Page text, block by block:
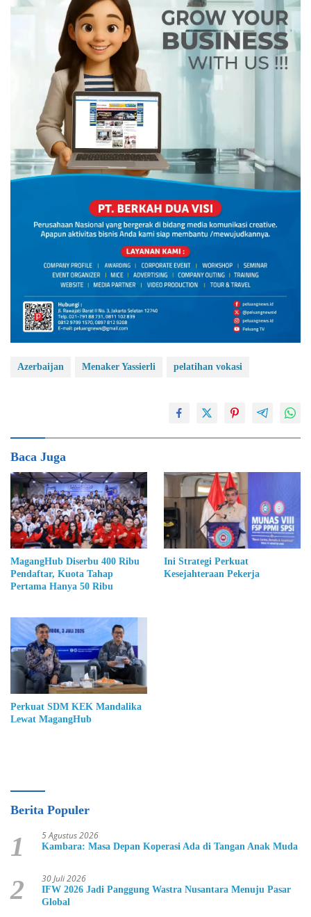
Azerbaijan Menaker Yassierli pelatihan vokasi
Baca Juga
MagangHub Diserbu 400 Ribu
Pendaftar, Kuota Tahap
Pertama Hanya 50 Ribu
Ini Strategi Perkuat
Kesejahteraan Pekerja
Perkuat SDM KEK Mandalika
Lewat MagangHub
Berita Populer
1 5 Agustus 2026
Kambara: Masa Depan Koperasi Ada di Tangan Anak Muda
2 30 Juli 2026
IFW 2026 Jadi Panggung Wastra Nusantara Menuju Pasar
Global